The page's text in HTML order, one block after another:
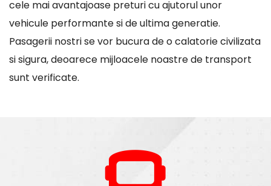
cele mai avantajoase preturi cu ajutorul unor
vehicule performante si de ultima generatie.
Pasagerii nostri se vor bucura de o calatorie civilizata
si sigura, deoarece mijloacele noastre de transport
sunt verificate.